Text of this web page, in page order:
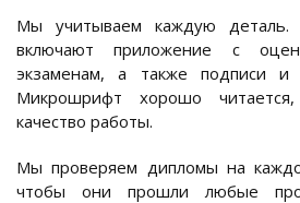
Мы учитываем каждую деталь.
включают приложение с
экзаменам, а также подписи и
Микрошрифт хорошо
качество работы.
Мы проверяем дипломы на
чтобы они прошли любые